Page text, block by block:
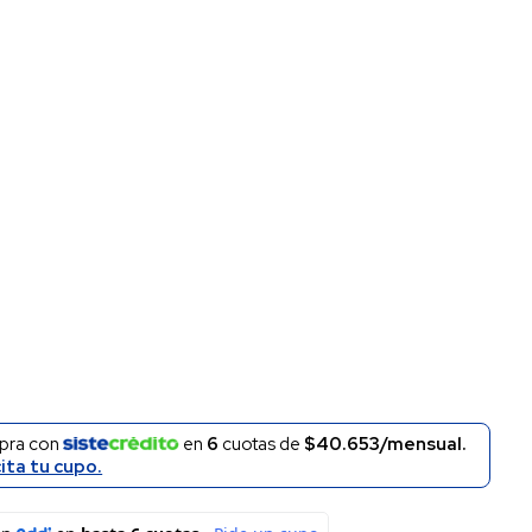
con en 6 cuotas de $40.653/mensual.
tu cupo.